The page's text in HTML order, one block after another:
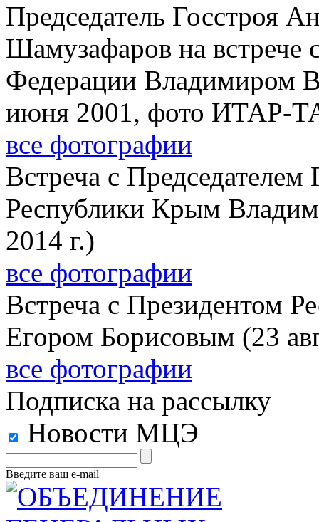
Председатель Госстроя
Шамузафаров на встрече
Федерации Владимиром
июня 2001, фото ИТАР-
все фотографии
Встреча с Председателем
Республики Крым
2014 г.)
все фотографии
Встреча с Президентом
Егором Борисовым (23
все фотографии
Подписка на рассылку
Новости МЦЭ
Введите ваш e-mail